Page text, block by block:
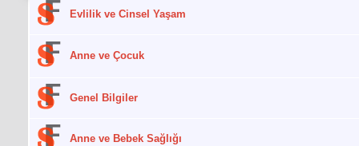
Evlilik ve Cinsel Yaşam
Anne ve Çocuk
Genel Bilgiler
Anne ve Bebek Sağlığı